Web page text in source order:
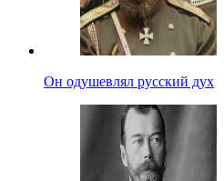
Он одушевлял русский дух